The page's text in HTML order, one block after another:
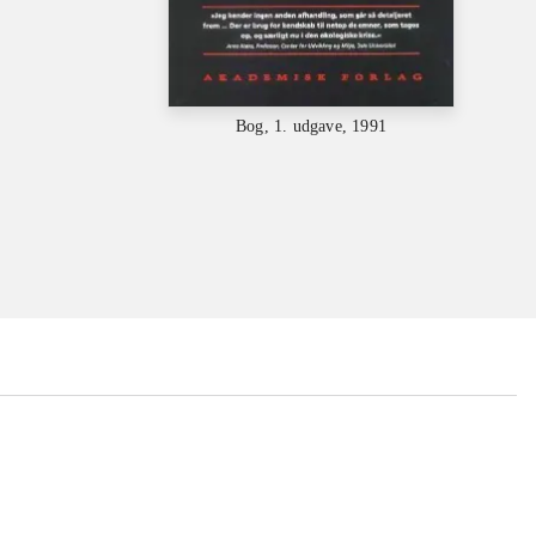
Bog, 1. udgave, 1991